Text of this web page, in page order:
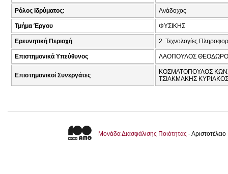
Ρόλος Ιδρύματος: Ανάδοχος
Τμήμα Έργου ΦΥΣΙΚΗΣ
Ερευνητική Περιοχή 2. Τεχνολογίες
Επιστημονικά Υπεύθυνος ΛΑΟΠΟΥΛΟΣ
Επιστημονικοί Συνεργάτες
ΚΟΣΜΑΤΟΠΟΥΛΟΣ
ΤΣΙΑΚΜΑΚΗΣ
Μονάδα Διασφάλισης Ποιότητας -